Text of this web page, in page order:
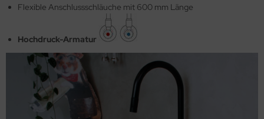
Flexible Anschlussschläuche mit 600 mm Länge
Hochdruck-Armatur